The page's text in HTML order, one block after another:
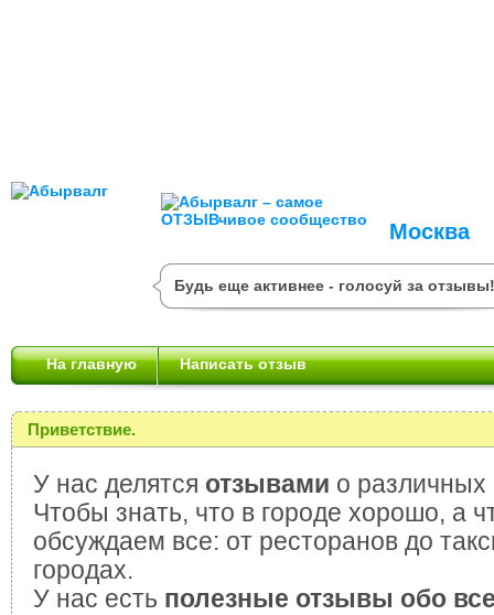
Москва
Будь еще активнее - голосуй за отзывы!
На главную Написать отзыв
Приветствие.
У нас делятся отзывами о различных
Чтобы знать, что в городе хорошо, а
обсуждаем все: от ресторанов до
городах.
У нас есть полезные отзывы обо